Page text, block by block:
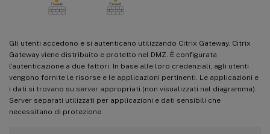
Gli utenti accedono e si autenticano utilizzando Citrix Gateway. Citrix
Gateway viene distribuito e protetto nel DMZ. È configurata
l’autenticazione a due fattori. In base alle loro credenziali, agli utenti
vengono fornite le risorse e le applicazioni pertinenti. Le applicazioni e
i dati si trovano su server appropriati (non visualizzati nel diagramma).
Server separati utilizzati per applicazioni e dati sensibili che
necessitano di protezione.